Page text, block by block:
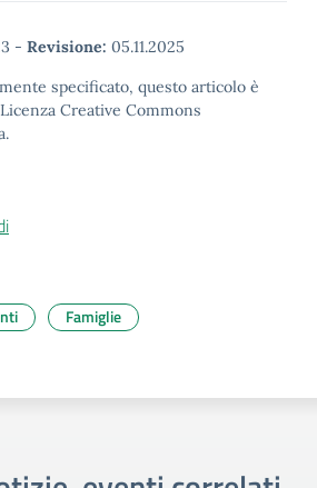
- Revisione: 05.11.2025
specificato, questo articolo è
Creative Commons
Famiglie